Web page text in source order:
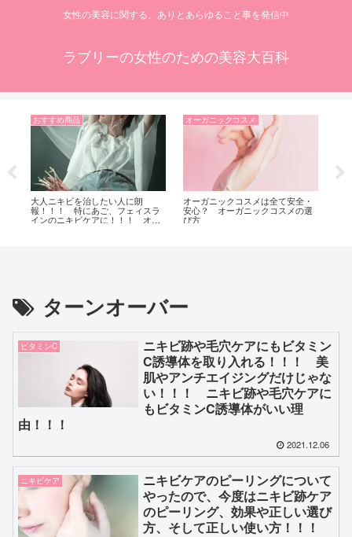
女性の美容に関する、ありとあらゆること事を発信中
ラブリーの女性のための美容大百科
おすすめ商品
大人ニキビを治したい人に朗
報！！！ 特にあご、フェィスラ
インのニキビケアに！！！ オー
オーガニックコスメ
オーガニックコスメは全て安全・
安心？ オーガニックコスメの選
び方
ターンオーバー
ビタミンC
ニキビ跡や毛穴ケアにもビタミン
C誘導体を取り入れる！！！ 美
肌やアンチエイジングだけじゃな
い！！！ ニキビ跡や毛穴ケアに
もビタミンC誘導体がいい理
由！！！
2021.12.06
ニキビケア
ニキビケアのピーリングについて
やったので、今度はニキビ跡ケア
のピーリング、効果や正しい選び
方、そして正しい使い方！！！